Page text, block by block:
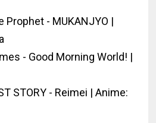
Prophet - MUKANJYO |
- Good Morning World! |
STORY - Reimei | Anime: